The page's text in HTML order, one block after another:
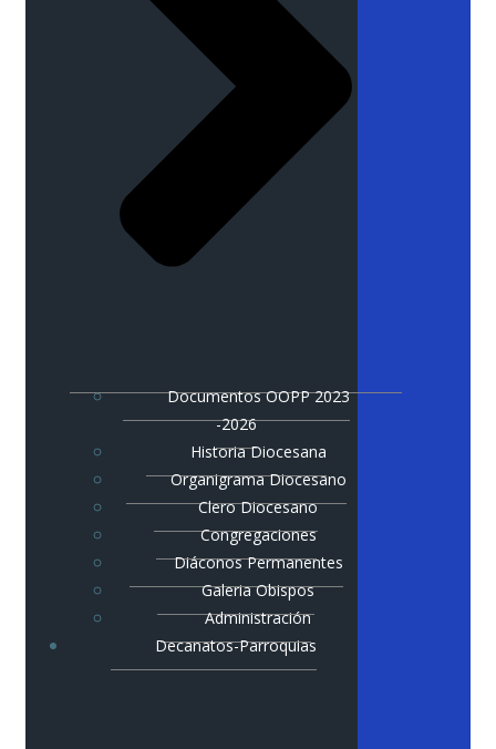
Documentos OOPP 2023
-2026
Historia Diocesana
Organigrama Diocesano
Clero Diocesano
Congregaciones
Diáconos Permanentes
Galeria Obispos
Administración
Decanatos-Parroquias